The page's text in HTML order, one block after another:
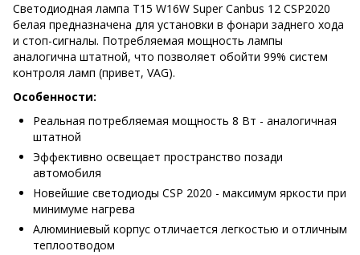
Светодиодная лампа T15 W16W Super Canbus 12 CSP2020
белая предназначена для установки в фонари заднего хода
и стоп-сигналы. Потребляемая мощность лампы
аналогична штатной, что позволяет обойти 99% систем
контроля ламп (привет, VAG).
Особенности:
Реальная потребляемая мощность 8 Вт - аналогичная
штатной
Эффективно освещает пространство позади
автомобиля
Новейшие светодиоды CSP 2020 - максимум яркости при
минимуме нагрева
Алюминиевый корпус отличается легкостью и отличным
теплоотводом